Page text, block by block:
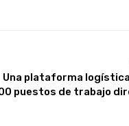
Una plataforma
puestos de trabajo